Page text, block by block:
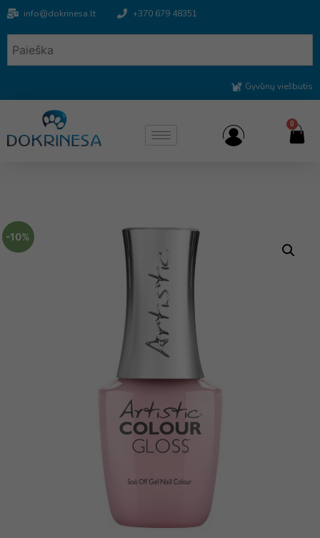
info@dokrinesa.lt +370 679 48351
Gyvūnų viešbutis
0
-10%